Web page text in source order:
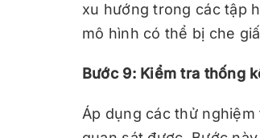
xu hướng trong các tập
mô hình có thể bị che
Bước 9: Kiểm tra thống
Áp dụng các thử